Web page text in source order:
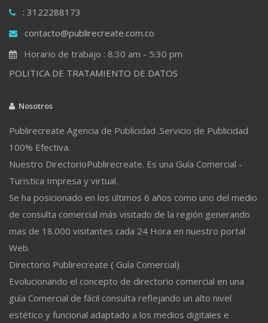
: 3122288173
contacto@publirecreate.com.co
Horario de trabajo : 8:30 am - 5:30 pm
POLITICA DE TRATAMIENTO DE DATOS
Nosotros
Publirecreate Agencia de Publicidad .Servicio de Publicidad
100% Efectiva.
Nuestro DirectorioPublirecreate. Es una Guía Comercial -
Turistica Impresa y virtual.
Se ha posicionado en los últimos 6 años como uno del medio
de consulta comercial más visitado de la región generando
mas de 18.000 visitantes cada 24 Hora en nuestro portal
Web.
Directorio Publirecreate ( Guía Comercial)
Evolucionando el concepto de directorio comercial en una
guía Comercial de fácil consulta reflejando un alto nivel
estético y funcional adaptado a los medios digitales e